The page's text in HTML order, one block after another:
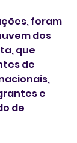
foram
dos
que
de
e
de